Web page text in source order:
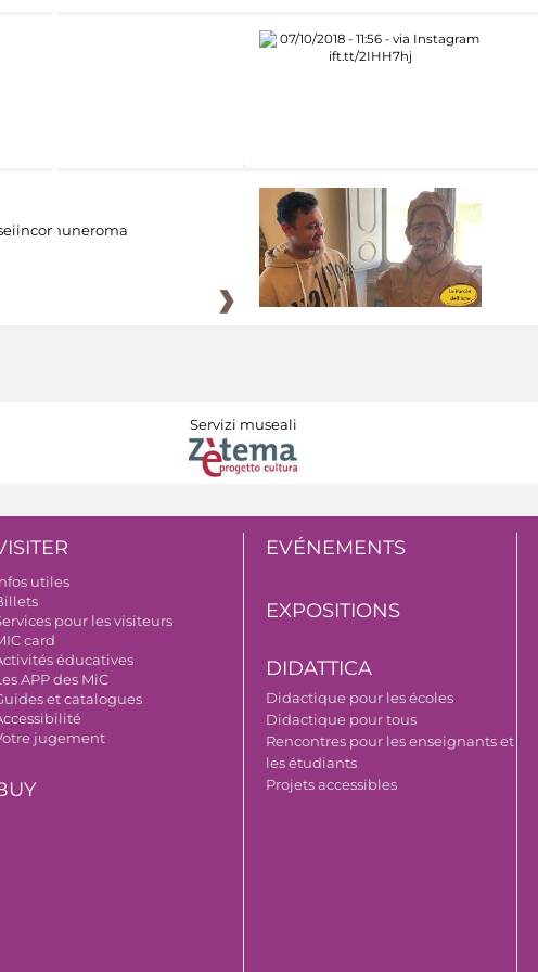
Servizi museali
utiles
pour les visiteurs
card
éducatives
APP des MiC
et catalogues
jugement
EVÉNEMENTS
EXPOSITIONS
DIDATTICA
Didactique pour les écoles
Didactique pour tous
Rencontres pour les enseignants et
les étudiants
Projets accessibles